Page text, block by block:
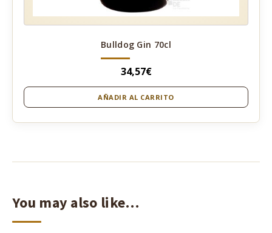
Bulldog Gin 70cl
34,57€
AÑADIR AL CARRITO
You may also like…